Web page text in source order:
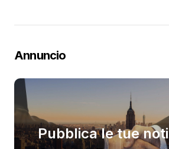
Annuncio
Pubblica le tue